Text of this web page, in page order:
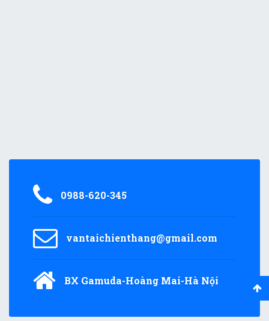
0988-620-345
vantaichienthang@gmail.com
BX Gamuda-Hoàng Mai-Hà Nội